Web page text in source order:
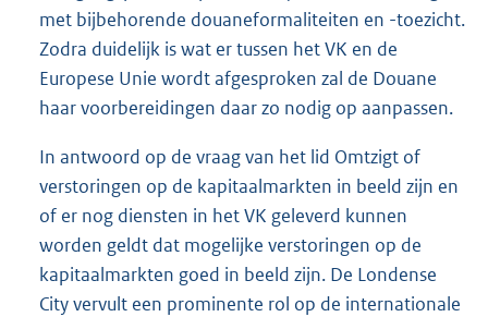
met bijbehorende douaneformaliteiten en -toezicht.
Zodra duidelijk is wat er tussen het VK en de
Europese Unie wordt afgesproken zal de Douane
haar voorbereidingen daar zo nodig op aanpassen.
In antwoord op de vraag van het lid Omtzigt of
verstoringen op de kapitaalmarkten in beeld zijn en
of er nog diensten in het VK geleverd kunnen
worden geldt dat mogelijke verstoringen op de
kapitaalmarkten goed in beeld zijn. De Londense
City vervult een prominente rol op de internationale